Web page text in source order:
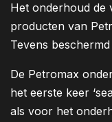
Het onderhoud de
producten van
Tevens
De Petromax
het eerste keer
als voor het